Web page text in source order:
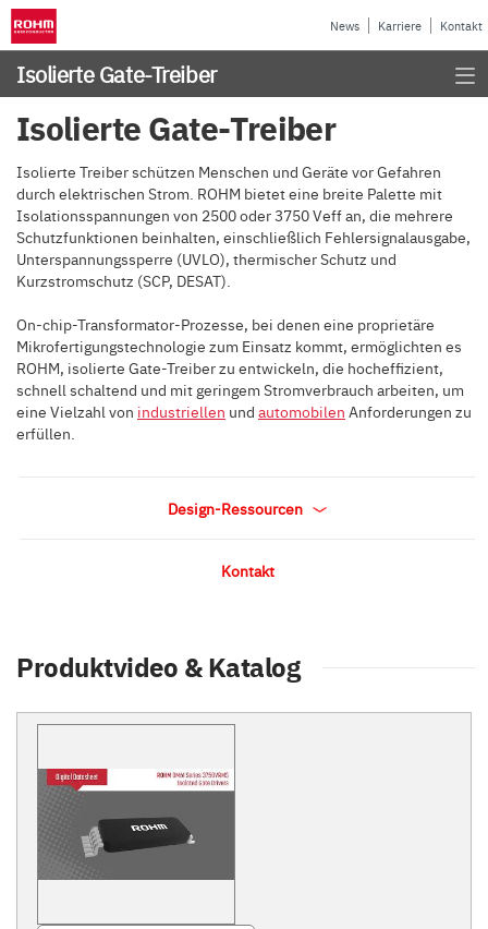
News Karriere Kontakt
Isolierte Gate-Treiber
Isolierte Gate-Treiber
Isolierte Treiber schützen Menschen und Geräte vor Gefahren
durch elektrischen Strom. ROHM bietet eine breite Palette mit
Isolationsspannungen von 2500 oder 3750 Veff an, die mehrere
Schutzfunktionen beinhalten, einschließlich Fehlersignalausgabe,
Unterspannungssperre (UVLO), thermischer Schutz und
Kurzstromschutz (SCP, DESAT).
On-chip-Transformator-Prozesse, bei denen eine proprietäre
Mikrofertigungstechnologie zum Einsatz kommt, ermöglichten es
ROHM, isolierte Gate-Treiber zu entwickeln, die hocheffizient,
schnell schaltend und mit geringem Stromverbrauch arbeiten, um
eine Vielzahl von industriellen und automobilen Anforderungen zu
erfüllen.
Design-Ressourcen
Kontakt
Produktvideo & Katalog